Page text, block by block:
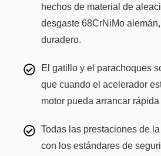
hechos de material de
desgaste 68CrNiMo
duradero.
El gatillo y el parachoques
que cuando el acelerador
motor pueda arrancar
Todas las prestaciones de
con los estándares de